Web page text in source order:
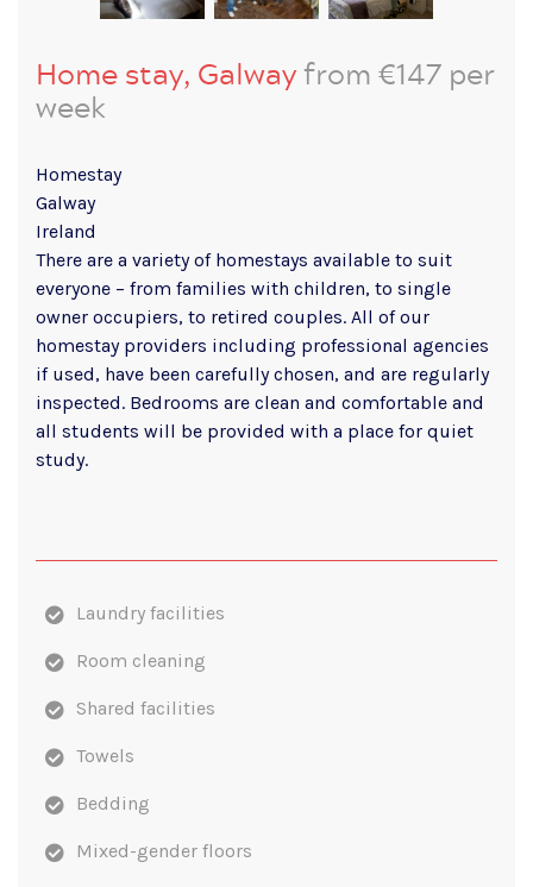
Home stay, Galwayfrom €147 per
week
Homestay
Galway
Ireland
There are a variety of homestays available to suit
everyone – from families with children, to single
owner occupiers, to retired couples. All of our
homestay providers including professional agencies
if used, have been carefully chosen, and are regularly
inspected. Bedrooms are clean and comfortable and
all students will be provided with a place for quiet
study.
Laundry facilities
Room cleaning
Shared facilities
Towels
Bedding
Mixed-gender floors